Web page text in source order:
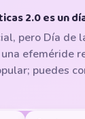
2.0 es un
pero Día de
efeméride
puedes